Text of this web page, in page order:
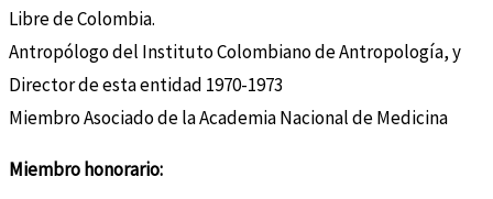
Libre de Colombia.
Antropólogo del Instituto Colombiano de Antropología, y
Director de esta entidad 1970-1973
Miembro Asociado de la Academia Nacional de Medicina
Miembro honorario: